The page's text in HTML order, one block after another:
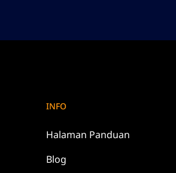
INFO
Halaman Panduan
Blog